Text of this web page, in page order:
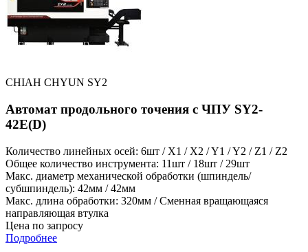
CHIAH CHYUN SY2
Автомат продольного точения с ЧПУ SY2-
42E(D)
Количество линейных осей: 6шт / X1 / X2 / Y1 / Y2 / Z1 / Z2
Общее количество инструмента: 11шт / 18шт / 29шт
Макс. диаметр механической обработки (шпиндель/
субшпиндель): 42мм / 42мм
Макс. длина обработки: 320мм / Сменная вращающаяся
направляющая втулка
Цена по запросу
Подробнее